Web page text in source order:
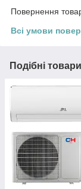
Повернення
Всі умови
Подібні